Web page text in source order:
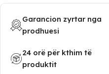
Garancion zyrtar nga
prodhuesi
24 orë për kthim të
produktit